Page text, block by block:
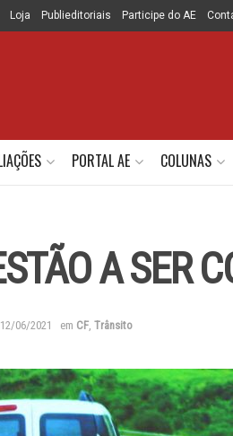
Loja Publieditoriais Participe do AE
PORTAL AE COLUNAS
A SER
12/06/2021 em CF, Trânsito